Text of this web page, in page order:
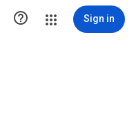
 Sign in